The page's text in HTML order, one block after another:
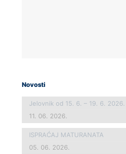
Novosti
Jelovnik od 15. 6. – 19. 6. 2026.
11. 06. 2026.
ISPRAĆAJ MATURANATA
05. 06. 2026.